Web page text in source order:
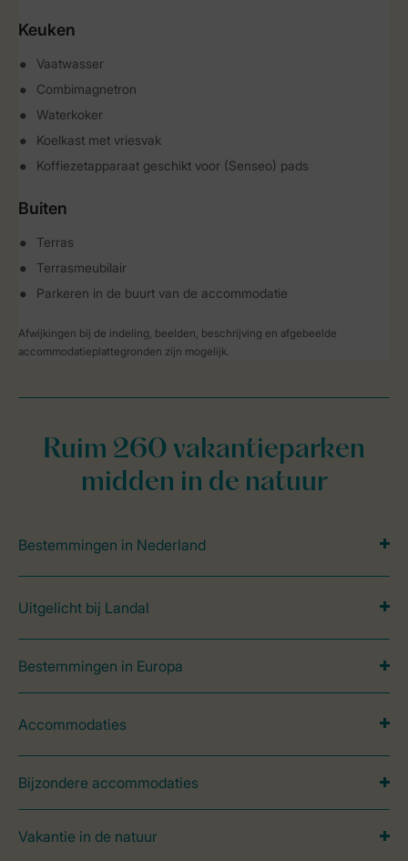
Keuken
Vaatwasser
Combimagnetron
Waterkoker
Koelkast met vriesvak
Koffiezetapparaat geschikt voor (Senseo) pads
Buiten
Terras
Terrasmeubilair
Parkeren in de buurt van de accommodatie
Afwijkingen bij de indeling, beelden, beschrijving en afgebeelde
accommodatieplattegronden zijn mogelijk.
Ruim 260 vakantieparken
midden in de natuur
Bestemmingen in Nederland
Uitgelicht bij Landal
Bestemmingen in Europa
Accommodaties
Bijzondere accommodaties
Vakantie in de natuur